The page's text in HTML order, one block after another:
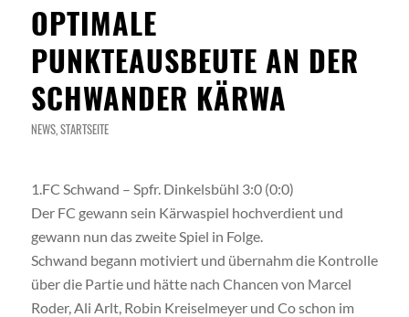
OPTIMALE
PUNKTEAUSBEUTE AN DER
SCHWANDER KÄRWA
NEWS,STARTSEITE
1.FC Schwand – Spfr. Dinkelsbühl 3:0 (0:0)
Der FC gewann sein Kärwaspiel hochverdient und
gewann nun das zweite Spiel in Folge.
Schwand begann motiviert und übernahm die Kontrolle
über die Partie und hätte nach Chancen von Marcel
Roder, Ali Arlt, Robin Kreiselmeyer und Co schon im